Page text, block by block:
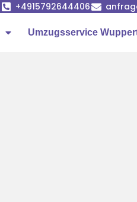
+4915792644406
Umzugsservice